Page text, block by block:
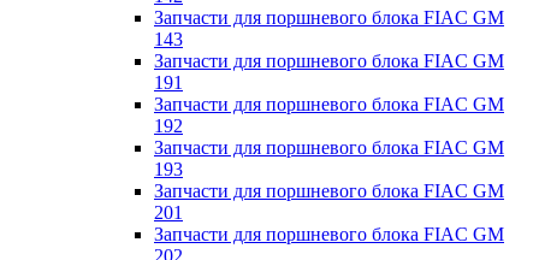
Запчасти для поршневого блока FIAC GM
143
Запчасти для поршневого блока FIAC GM
191
Запчасти для поршневого блока FIAC GM
192
Запчасти для поршневого блока FIAC GM
193
Запчасти для поршневого блока FIAC GM
201
Запчасти для поршневого блока FIAC GM
202